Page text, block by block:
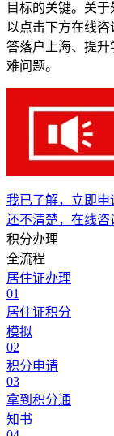
目标的关键。关
以点击下方在线
答落户上海、提
难问题。
我已了解，立即申
还不清楚，在线咨
积分办理
全流程
居住证办理
01
居住证积分
模拟
02
积分申请
03
拿到积分通
知书